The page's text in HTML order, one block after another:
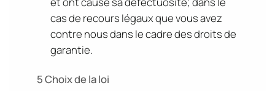
cas de recours légaux que vous avez
contre nous dans le cadre des droits de
garantie.
5 Choix de la loi